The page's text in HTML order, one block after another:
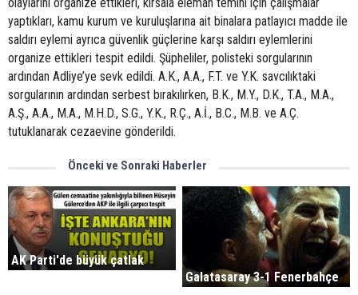
yaptıkları, kamu kurum ve kuruluşlarına ait binalara patlayıcı madde ile
saldırı eylemi ayrıca güvenlik güçlerine karşı saldırı eylemlerini
organize ettikleri tespit edildi. Şüpheliler, polisteki sorgularının
ardından Adliye’ye sevk edildi. A.K., A.A., F.T. ve Y.K. savcılıktaki
sorgularının ardından serbest bırakılırken, B.K., M.Y., D.K., T.A., M.A.,
A.Ş., A.A., M.A., M.H.D., S.G., Y.K., R.Ç., A.İ., B.C., M.B. ve A.Ç.
tutuklanarak cezaevine gönderildi.
Önceki ve Sonraki Haberler
AK Parti'de büyük çatlak
Galatasaray 3-1 Fenerbahçe